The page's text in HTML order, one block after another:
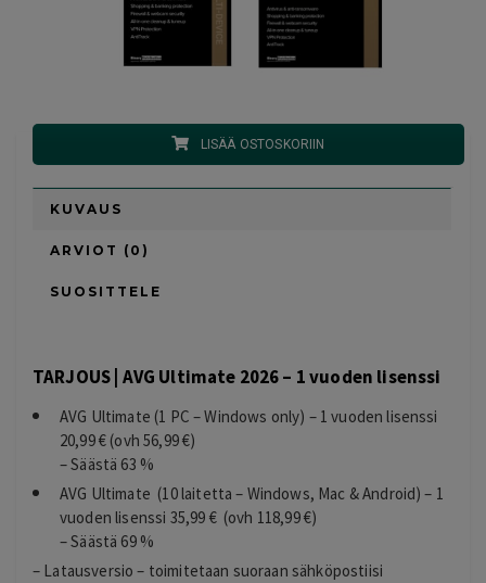
LISÄÄ OSTOSKORIIN
KUVAUS
ARVIOT (0)
SUOSITTELE
TARJOUS | AVG Ultimate 2026 – 1 vuoden lisenssi
AVG Ultimate (1 PC – Windows only) – 1 vuoden lisenssi
20,99 € (ovh 56,99 €)
– Säästä 63 %
AVG Ultimate (10 laitetta – Windows, Mac & Android) – 1
vuoden lisenssi 35,99 € (ovh 118,99 €)
– Säästä 69 %
– Latausversio – toimitetaan suoraan sähköpostiisi